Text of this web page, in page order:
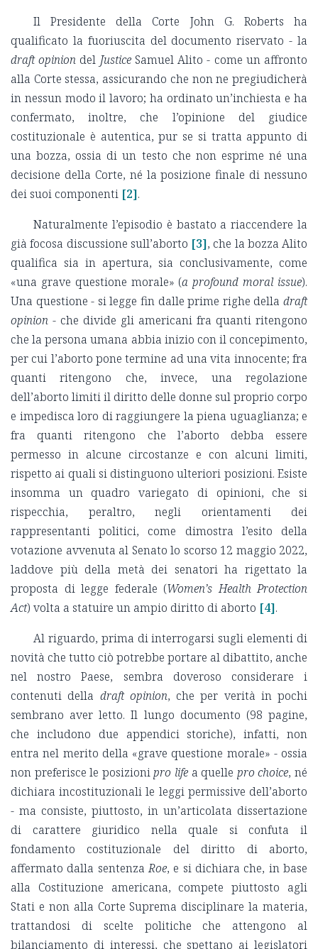
Il Presidente della Corte John G. Roberts ha
qualificato la fuoriuscita del documento riservato - la
draft opinion del JusticeSamuel Alito - come un affronto
alla Corte stessa, assicurando che non ne pregiudicherà
in nessun modo il lavoro; ha ordinato un’inchiesta e ha
confermato, inoltre, che l’opinione del giudice
costituzionale è autentica, pur se si tratta appunto di
una bozza, ossia di un testo che non esprime né una
decisione della Corte, né la posizione finale di nessuno
dei suoi componenti [2].
Naturalmente l’episodio è bastato a riaccendere la
già focosa discussione sull’aborto [3], che la bozza Alito
qualifica sia in apertura, sia conclusivamente, come
«una grave questione morale» (a profound moral issue).
Una questione - si legge fin dalle prime righe della draft
opinion - che divide gli americani fra quanti ritengono
che la persona umana abbia inizio con il concepimento,
per cui l’aborto pone termine ad una vita innocente; fra
quanti ritengono che, invece, una regolazione
dell’aborto limiti il diritto delle donne sul proprio corpo
e impedisca loro di raggiungere la piena uguaglianza; e
fra quanti ritengono che l’aborto debba essere
permesso in alcune circostanze e con alcuni limiti,
rispetto ai quali si distinguono ulteriori posizioni. Esiste
insomma un quadro variegato di opinioni, che si
rispecchia, peraltro, negli orientamenti dei
rappresentanti politici, come dimostra l’esito della
votazione avvenuta al Senato lo scorso 12 maggio 2022,
laddove più della metà dei senatori ha rigettato la
proposta di legge federale (Women’s Health Protection
Act) volta a statuire un ampio diritto di aborto [4].
Al riguardo, prima di interrogarsi sugli elementi di
novità che tutto ciò potrebbe portare al dibattito, anche
nel nostro Paese, sembra doveroso considerare i
contenuti della draft opinion, che per verità in pochi
sembrano aver letto. Il lungo documento (98 pagine,
che includono due appendici storiche), infatti, non
entra nel merito della «grave questione morale» - ossia
non preferisce le posizionipro life a quelle pro choice, né
dichiara incostituzionali le leggi permissive dell’aborto
- ma consiste, piuttosto, in un’articolata dissertazione
di carattere giuridico nella quale si confuta il
fondamento costituzionale del diritto di aborto,
affermato dalla sentenzaRoe, e si dichiara che, in base
alla Costituzione americana, compete piuttosto agli
Stati e non alla Corte Suprema disciplinare la materia,
trattandosi di scelte politiche che attengono al
bilanciamento di interessi, che spettano ai legislatori